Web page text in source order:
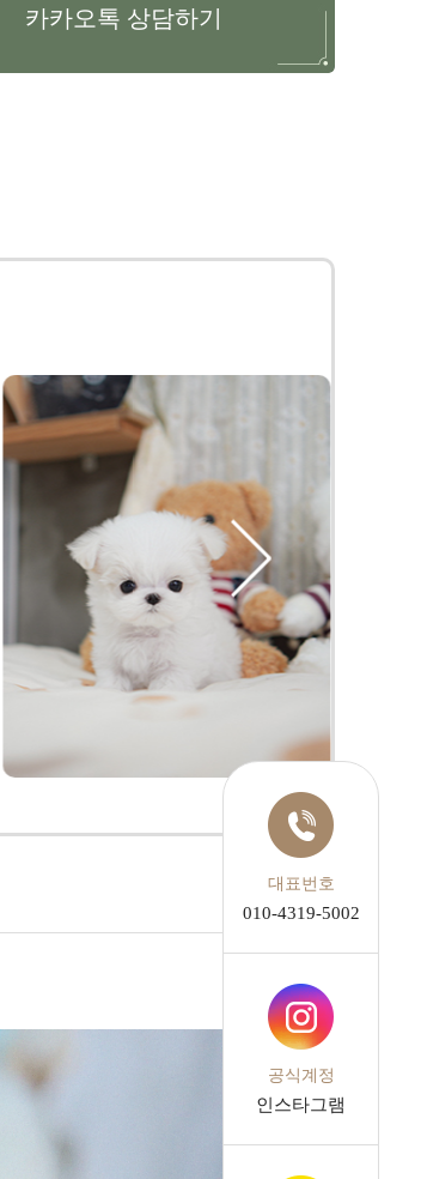
대표번호
010-4319-5002
공식계정
인스타그램
카카오톡 상담하기